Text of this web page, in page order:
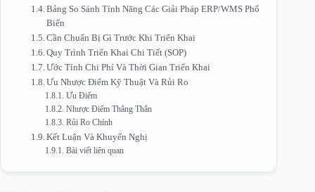
Bảng So Sánh Tính Năng Các Giải Pháp ERP/WMS Phổ
Biến
Cần Chuẩn Bị Gì Trước Khi Triển Khai
Quy Trình Triển Khai Chi Tiết (SOP)
Ước Tính Chi Phí Và Thời Gian Triển Khai
Ưu Nhược Điểm Kỹ Thuật Và Rủi Ro
Ưu Điểm
Nhược Điểm Thẳng Thắn
Rủi Ro Chính
Kết Luận Và Khuyến Nghị
Bài viết liên quan